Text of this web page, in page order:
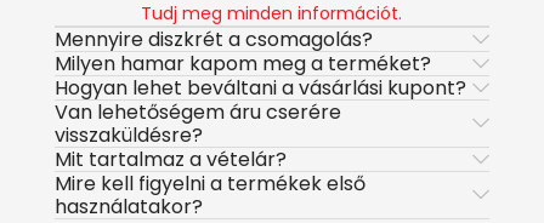
Tudj meg minden információt.
Mennyire diszkrét a csomagolás?
Milyen hamar kapom meg a terméket?
Hogyan lehet beváltani a vásárlási kupont?
Van lehetőségem áru cserére
visszaküldésre?
Mit tartalmaz a vételár?
Mire kell figyelni a termékek első
használatakor?